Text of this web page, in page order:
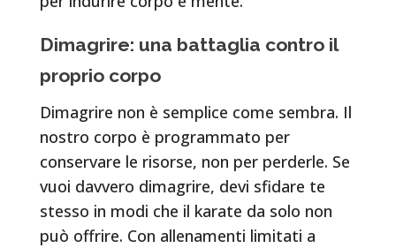
Dimagrire: una battaglia contro il
proprio corpo
Dimagrire non è semplice come sembra. Il
nostro corpo è programmato per
conservare le risorse, non per perderle. Se
vuoi davvero dimagrire, devi sfidare te
stesso in modi che il karate da solo non
può offrire. Con allenamenti limitati a